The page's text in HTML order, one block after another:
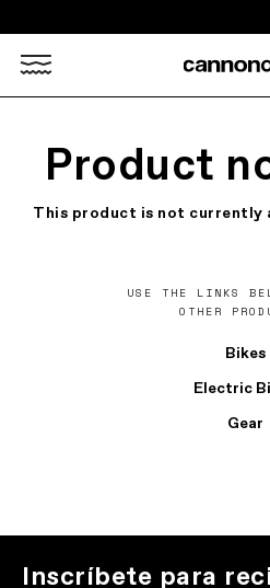
Product
This product is not currently
USE THE LINKS
OTHER
Bikes
Electric
Gear
Inscríbete para